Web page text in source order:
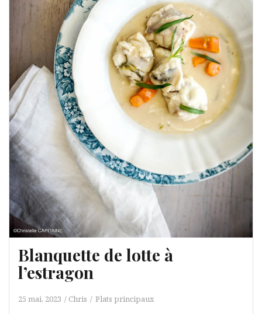
Blanquette de lotte à
l’estragon
25 mai, 2023 Chris Plats principaux